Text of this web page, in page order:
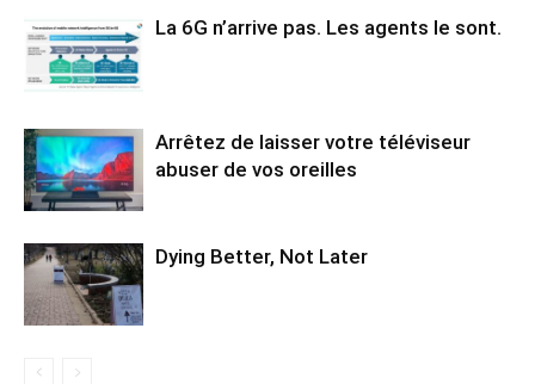
La 6G n’arrive pas. Les agents le sont.
Arrêtez de laisser votre téléviseur
abuser de vos oreilles
Dying Better, Not Later